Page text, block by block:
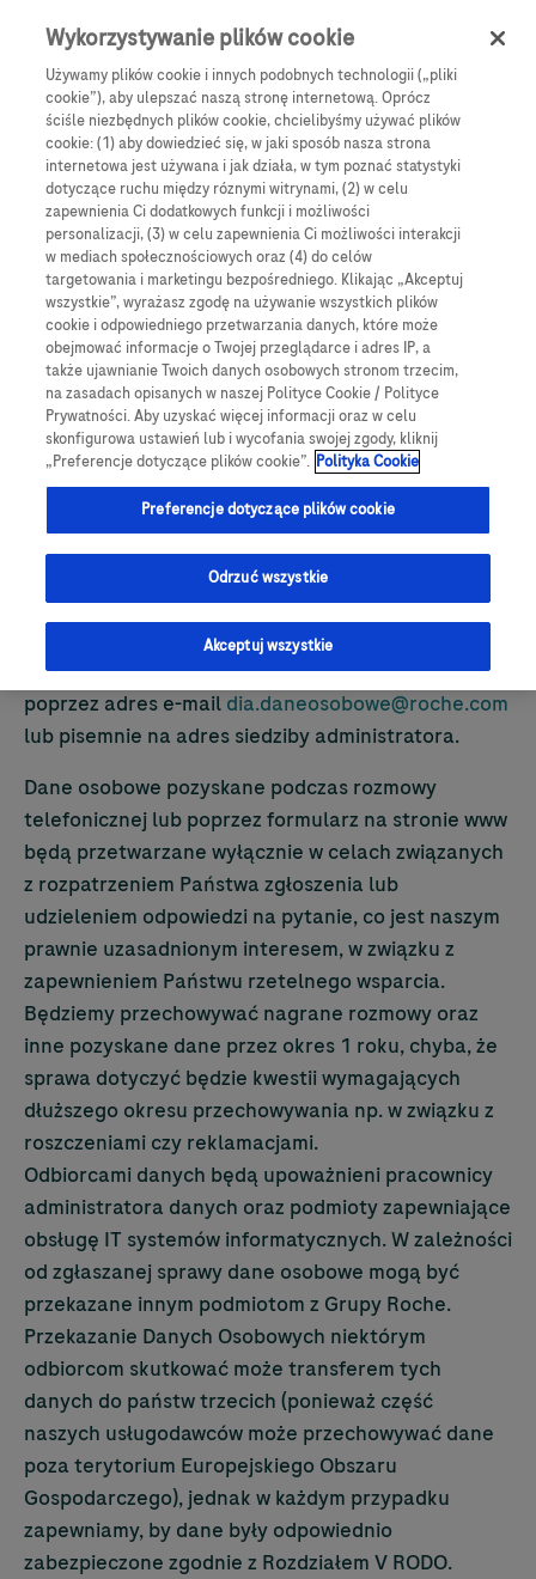
Skip navigation Menu
Ścieżka nawigacyjna
Kontakt
Dane osobowe
Informacja dotycząca przetwarzania danych
zebranych w ramach kontaktu czy to
telefonicznego lub mailowego
Informujemy, że administratorem danych podanych
w trakcie rozmowy jest Roche Diagnostics Polska
Sp. z o.o., z siedzibą w Warszawie przy ulicy
Domaniewskiej 28, 02-672 Warszawa.
Można się z nami kontaktować na adres email:
polska.diabetologia@roche.com, poprzez formularz
kontaktowy na stronie internetowej, telefonicznie
pod numerem +48 22 481 55 55, Infolinia 801 080
104 lub pisemnie na adres siedziby administratora.
Administrator danych wyznaczył Inspektora
ochrony danych, z którym można się skontaktować
poprzez adres e-mail dia.daneosobowe@roche.com
lub pisemnie na adres siedziby administratora.
Dane osobowe pozyskane podczas rozmowy
telefonicznej lub poprzez formularz na stronie www
będą przetwarzane wyłącznie w celach związanych
z rozpatrzeniem Państwa zgłoszenia lub
udzieleniem odpowiedzi na pytanie, co jest naszym
prawnie uzasadnionym interesem, w związku z
zapewnieniem Państwu rzetelnego wsparcia.
Będziemy przechowywać nagrane rozmowy oraz
inne pozyskane dane przez okres 1 roku, chyba, że
sprawa dotyczyć będzie kwestii wymagających
dłuższego okresu przechowywania np. w związku z
roszczeniami czy reklamacjami.
Odbiorcami danych będą upoważnieni pracownicy
administratora danych oraz podmioty zapewniające
obsługę IT systemów informatycznych. W zależności
od zgłaszanej sprawy dane osobowe mogą być
przekazane innym podmiotom z Grupy Roche.
Przekazanie Danych Osobowych niektórym
odbiorcom skutkować może transferem tych
danych do państw trzecich (ponieważ część
naszych usługodawców może przechowywać dane
poza terytorium Europejskiego Obszaru
Gospodarczego), jednak w każdym przypadku
zapewniamy, by dane były odpowiednio
zabezpieczone zgodnie z Rozdziałem V RODO.
Wykorzystywanie plików cookie
Używamy plików cookie i innych podobnych technologii („pliki
cookie”), aby ulepszać naszą stronę internetową. Oprócz
ściśle niezbędnych plików cookie, chcielibyśmy używać plików
cookie: (1) aby dowiedzieć się, w jaki sposób nasza strona
internetowa jest używana i jak działa, w tym poznać statystyki
dotyczące ruchu między róznymi witrynami, (2) w celu
zapewnienia Ci dodatkowych funkcji i możliwości
personalizacji, (3) w celu zapewnienia Ci możliwości interakcji
w mediach społecznościowych oraz (4) do celów
targetowania i marketingu bezpośredniego. Klikając „Akceptuj
wszystkie”, wyrażasz zgodę na używanie wszystkich plików
cookie i odpowiedniego przetwarzania danych, które może
obejmować informacje o Twojej przeglądarce i adres IP, a
także ujawnianie Twoich danych osobowych stronom trzecim,
na zasadach opisanych w naszej Polityce Cookie / Polityce
Prywatności. Aby uzyskać więcej informacji oraz w celu
skonfigurowa ustawień lub i wycofania swojej zgody, kliknij
„Preferencje dotyczące plików cookie”. Polityka Cookie
Preferencje dotyczące plików cookie
Odrzuć wszystkie
Akceptuj wszystkie